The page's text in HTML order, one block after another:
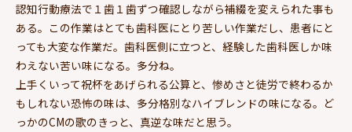
認知行動療法で１歯１歯ずつ確認しながら補綴を変えられた事も
ある。この作業はとても歯科医にとり苦しい作業だし、患者にと
っても大変な作業だ。歯科医側に立つと、経験した歯科医しか味
わえない苦い味になる。多分ね。
上手くいって祝杯をあげられる公算と、惨めさと徒労で終わるか
もしれない恐怖の味は、多分格別なハイブレンドの味になる。ど
っかのCMの歌のきっと、真逆な味だと思う。